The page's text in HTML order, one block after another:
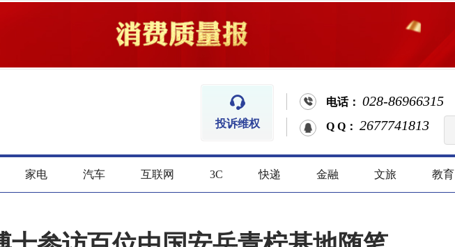

投诉维权
 电话： 028-86966315
Q Q： 2677741813
家电 汽车 互联网 3C 快递 金融 文旅 教育